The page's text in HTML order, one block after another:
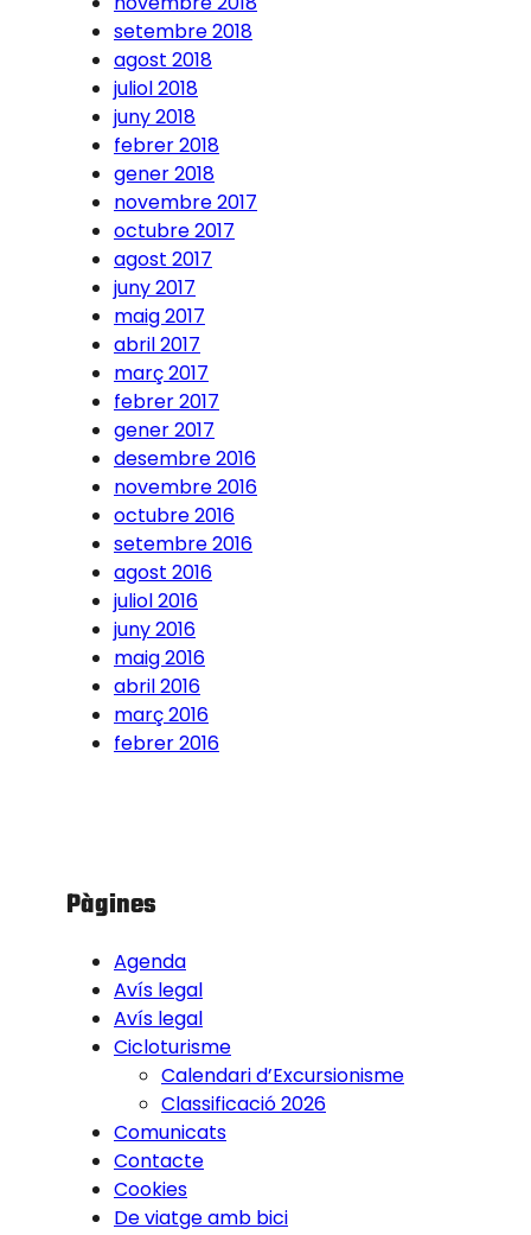
setembre 2018
agost 2018
juliol 2018
juny 2018
febrer 2018
gener 2018
novembre 2017
octubre 2017
agost 2017
juny 2017
maig 2017
abril 2017
març 2017
febrer 2017
gener 2017
desembre 2016
novembre 2016
octubre 2016
setembre 2016
agost 2016
juliol 2016
juny 2016
maig 2016
abril 2016
març 2016
febrer 2016
Pàgines
Agenda
Avís legal
Avís legal
Cicloturisme
Calendari d’Excursionisme
Classificació 2026
Comunicats
Contacte
Cookies
De viatge amb bici